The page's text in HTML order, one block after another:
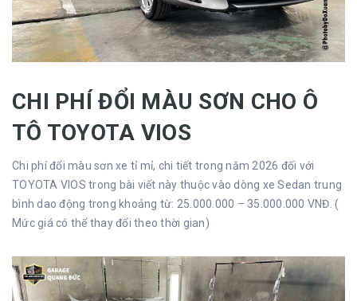
CHI PHÍ ĐỔI MÀU SƠN CHO Ô
TÔ TOYOTA VIOS
Chi phí đổi màu sơn xe tỉ mỉ, chi tiết trong năm 2026 đối với
TOYOTA VIOS trong bài viết này thuộc vào dòng xe Sedan trung
bình dao động trong khoảng từ: 25.000.000 – 35.000.000 VNĐ. (
Mức giá có thể thay đổi theo thời gian)